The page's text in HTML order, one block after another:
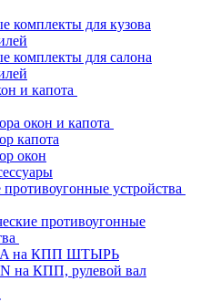
комплекты для кузова
комплекты для салона
и капота
окон и капота
капота
окон
устройства
противоугонные
на КПП ШТЫРЬ
на КПП, рулевой вал